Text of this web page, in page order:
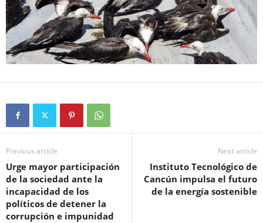
Previous article
Urge mayor participación
de la sociedad ante la
incapacidad de los
políticos de detener la
corrupción e impunidad
Next article
Instituto Tecnológico de
Cancún impulsa el futuro
de la energía sostenible